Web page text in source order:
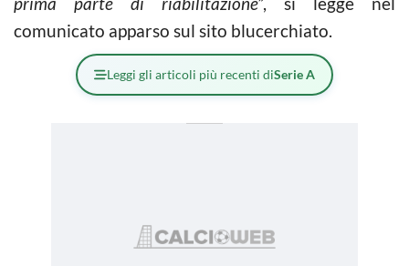
comunicato apparso sul sito blucerchiato.
Leggi gli articoli più recenti diSerie A